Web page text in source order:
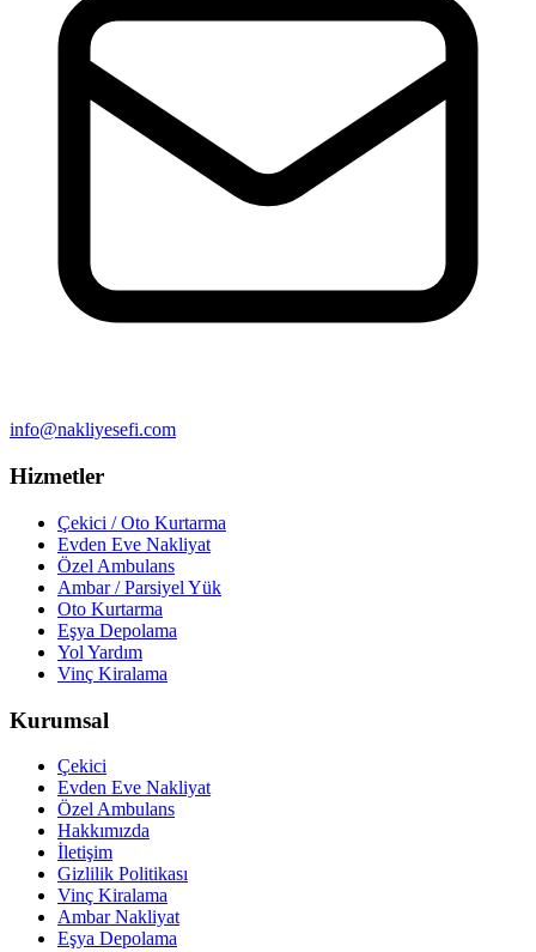
info@nakliyesefi.com
Hizmetler
Çekici / Oto Kurtarma
Evden Eve Nakliyat
Özel Ambulans
Ambar / Parsiyel Yük
Oto Kurtarma
Eşya Depolama
Yol Yardım
Vinç Kiralama
Kurumsal
Çekici
Evden Eve Nakliyat
Özel Ambulans
Hakkımızda
İletişim
Gizlilik Politikası
Vinç Kiralama
Ambar Nakliyat
Eşya Depolama